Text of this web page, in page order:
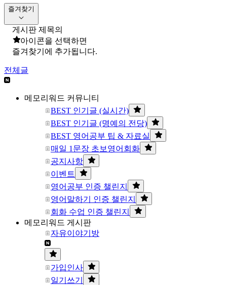
즐겨찾기
게시판 제목의
아이콘을 선택하면
즐겨찾기에 추가됩니다.
전체글
메모리워드 커뮤니티
BEST 인기글 (실시간)
BEST 인기글 (명예의 전당)
BEST 영어공부 팁 & 자료실
매일 1문장 초보영어회화
공지사항
이벤트
영어공부 인증 챌린지
영어말하기 인증 챌린지
회화 수업 인증 챌린지
메모리워드 게시판
자유이야기방
가입인사
일기쓰기